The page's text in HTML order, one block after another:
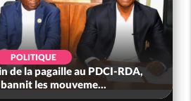
POLITIQUE
de la pagaille au PDCI-RDA,
les mouveme...